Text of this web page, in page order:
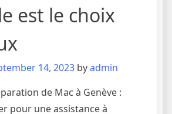
est le choix
14, 2023 byadmin
de Mac à Genève :
pour une assistance à